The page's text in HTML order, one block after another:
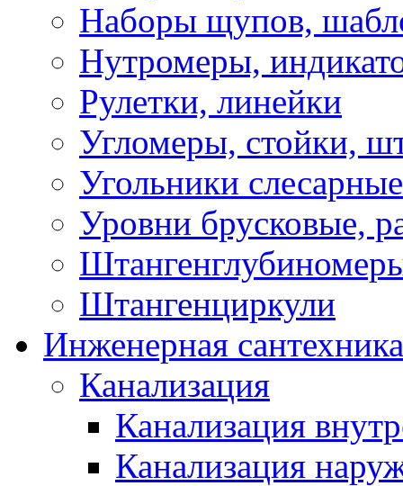
Наборы щупов,
Нутромеры,
Рулетки, линейки
Угломеры, стойки,
Угольники слесарные
Уровни брусковые,
Штангенциркули
Инженерная сантехника
Канализация
Канализация
Канализация